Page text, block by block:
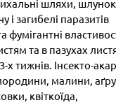
шляхи,
загибелі паразитів
фумігантні
та в пазухах
х тижнів. Інсекто-
малини,
квіткоїда,